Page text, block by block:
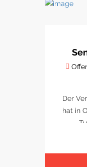
Der
hat in